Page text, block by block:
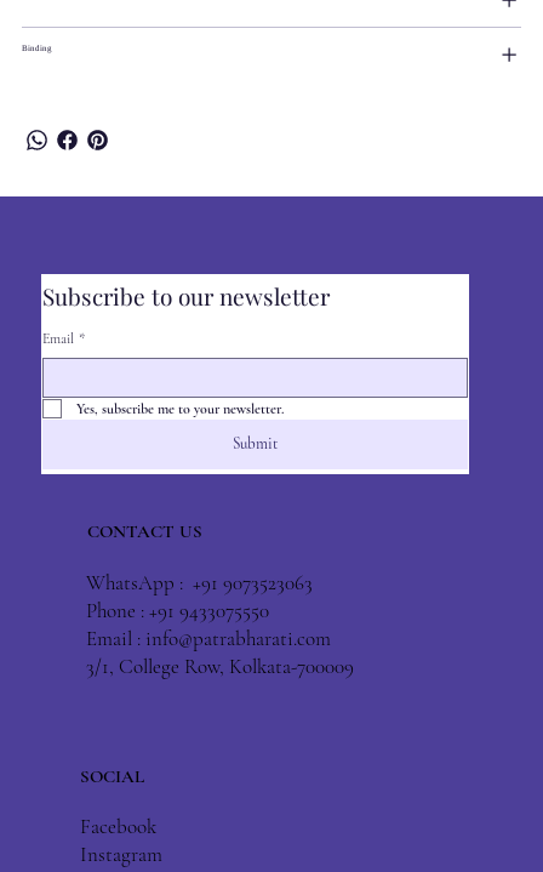
Binding
Subscribe to our newsletter
Email *
Yes, subscribe me to your newsletter.
Submit
CONTACT US
WhatsApp : +91 9073523063
Phone : +91 9433075550
Email : info@patrabharati.com
3/1, College Row, Kolkata-700009
SOCIAL
Facebook
Instagram